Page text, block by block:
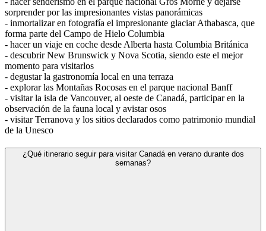
sorprender por las impresionantes vistas panorámicas
- inmortalizar en fotografía el impresionante glaciar Athabasca, que
forma parte del Campo de Hielo Columbia
- hacer un viaje en coche desde Alberta hasta Columbia Británica
- descubrir New Brunswick y Nova Scotia, siendo este el mejor
momento para visitarlos
- degustar la gastronomía local en una terraza
- explorar las Montañas Rocosas en el parque nacional Banff
- visitar la isla de Vancouver, al oeste de Canadá, participar en la
observación de la fauna local y avistar osos
- visitar Terranova y los sitios declarados como patrimonio mundial
de la Unesco
¿Qué itinerario seguir para visitar Canadá en verano durante dos
semanas?